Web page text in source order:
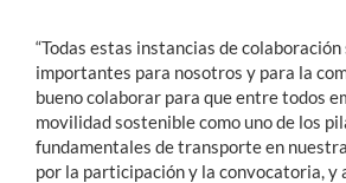
“Todas estas instancias de colaboración
importantes para nosotros y para la
bueno colaborar para que entre todos
movilidad sostenible como uno de los
fundamentales de transporte en
por la participación y la convocatoria, y